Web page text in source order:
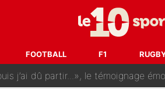
FOOTBALL F1
dans tous les sens sur le mercato de
Doué, le PSG a pris une correction
j’ai dû partir...», le témoignage